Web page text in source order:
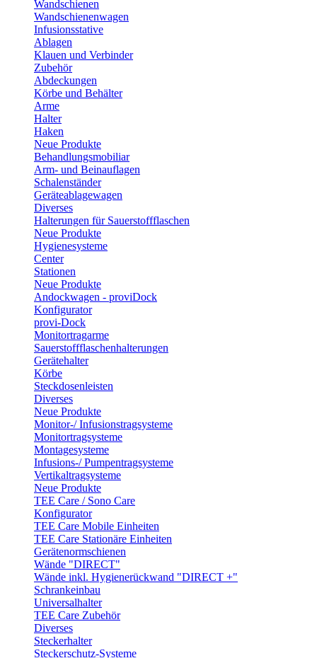
Wandschienen
Wandschienenwagen
Infusionsstative
Ablagen
Klauen und Verbinder
Zubehör
Abdeckungen
Körbe und Behälter
Arme
Halter
Haken
Neue Produkte
Behandlungsmobiliar
Arm- und Beinauflagen
Schalenständer
Geräteablagewagen
Diverses
Halterungen für Sauerstoffflaschen
Neue Produkte
Hygienesysteme
Center
Stationen
Neue Produkte
Andockwagen - proviDock
Konfigurator
provi-Dock
Monitortragarme
Sauerstoffflaschenhalterungen
Gerätehalter
Körbe
Steckdosenleisten
Diverses
Neue Produkte
Monitor-/ Infusionstragsysteme
Monitortragsysteme
Montagesysteme
Infusions-/ Pumpentragsysteme
Vertikaltragsysteme
Neue Produkte
TEE Care / Sono Care
Konfigurator
TEE Care Mobile Einheiten
TEE Care Stationäre Einheiten
Gerätenormschienen
Wände "DIRECT"
Wände inkl. Hygienerückwand "DIRECT +"
Schrankeinbau
Universalhalter
TEE Care Zubehör
Diverses
Steckerhalter
Steckerschutz-Systeme